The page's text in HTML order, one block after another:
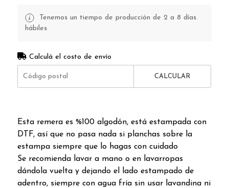
Tenemos un tiempo de producción de 2 a 8 días
hábiles
Calculá el costo de envío
CALCULAR
Esta remera es %100 algodón, está estampada con
DTF, así que no pasa nada si planchas sobre la
estampa siempre que lo hagas con cuidado
Se recomienda lavar a mano o en lavarropas
dándola vuelta y dejando el lado estampado de
adentro, siempre con agua fría sin usar lavandina ni